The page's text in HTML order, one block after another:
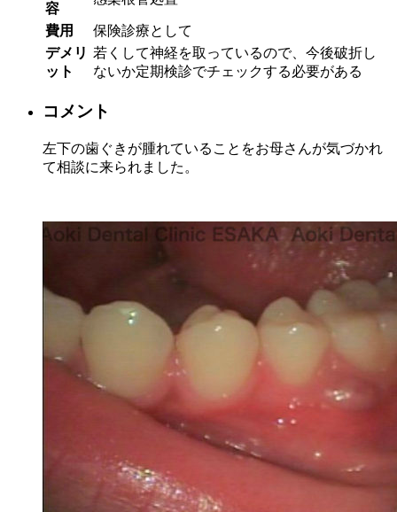
容
費用
保険診療として
デメリ
ット
若くして神経を取っているので、今後破折し
ないか定期検診でチェックする必要がある
コメント
左下の歯ぐきが腫れていることをお母さんが気づかれ
て相談に来られました。